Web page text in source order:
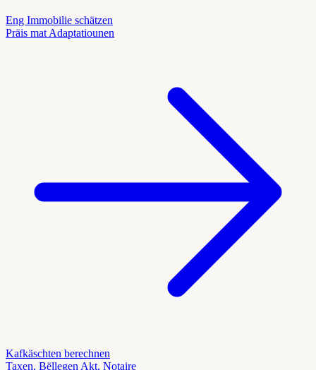
Eng Immobilie schätzen
Präis mat Adaptatiounen
Kafkäschten berechnen
Taxen, Bëllegen Akt, Notaire